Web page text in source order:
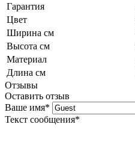
Гарантия
Цвет
Ширина см
Высота см
Материал
Длина см
Отзывы
Оставить отзыв
Ваше имя*
Текст сообщения*